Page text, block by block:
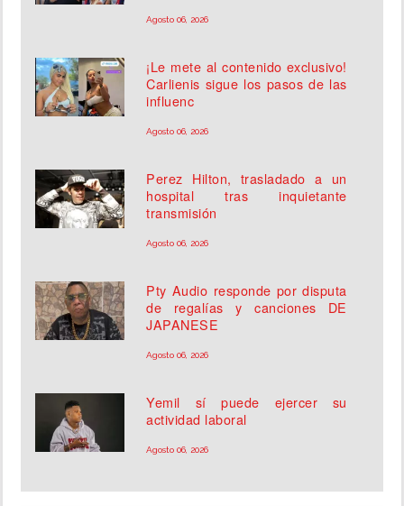
Agosto 06, 2026
¡Le mete al contenido exclusivo!
Carlienis sigue los pasos de las
influenc
Agosto 06, 2026
Perez Hilton, trasladado a un
hospital tras inquietante
transmisión
Agosto 06, 2026
Pty Audio responde por disputa
de regalías y canciones DE
JAPANESE
Agosto 06, 2026
Yemil sí puede ejercer su
actividad laboral
Agosto 06, 2026